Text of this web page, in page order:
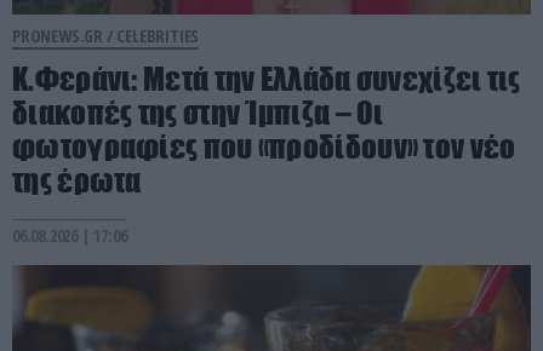
PRONEWS.GR / CELEBRITIES
Κ.Φεράνι: Μετά την Ελλάδα συνεχίζει τις
διακοπές της στην Ίμπιζα – Οι
φωτογραφίες που «προδίδουν» τον νέο
της έρωτα
06.08.2026 | 17:06